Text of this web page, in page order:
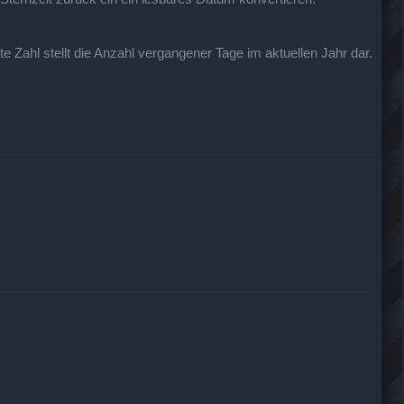
Zahl stellt die Anzahl vergangener Tage im aktuellen Jahr dar.